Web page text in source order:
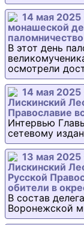
14 мая
монашеской
В этот день
осмотрели
14 мая
Лискинский
Православие
Интервью
сетевому
13 мая
Лискинский
Русской
обители в
В состав
Воронежской